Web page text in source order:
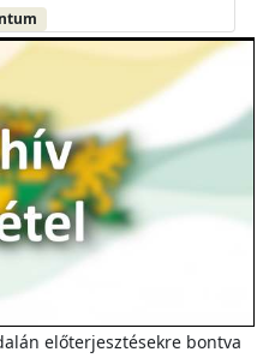
előterjesztésekre bontva